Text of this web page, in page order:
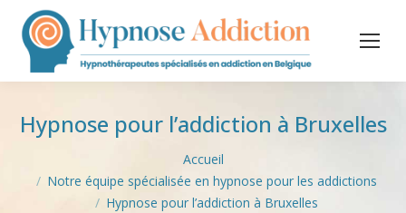
Hypnose pour l’addiction à Bruxelles
Accueil
Notre équipe spécialisée en hypnose pour les addictions
Hypnose pour l’addiction à Bruxelles